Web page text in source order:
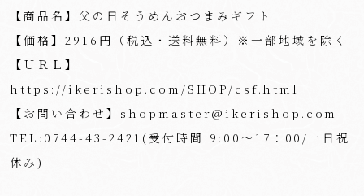
【商品名】父の日そうめんおつまみギフト
【価格】2916円（税込・送料無料）※一部地域を除く
【ＵＲＬ】
https://ikerishop.com/SHOP/csf.html
【お問い合わせ】shopmaster@ikerishop.com
TEL:0744-43-2421(受付時間 9:00～17：00/土日祝
休み)